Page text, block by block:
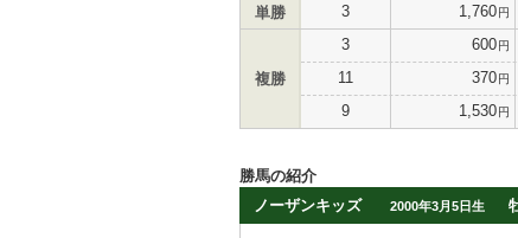
単勝 3 1,760円
複勝
3 600円
11 370円
9 1,530円
勝馬の紹介
ノーザンキッズ
2000年3月5日生